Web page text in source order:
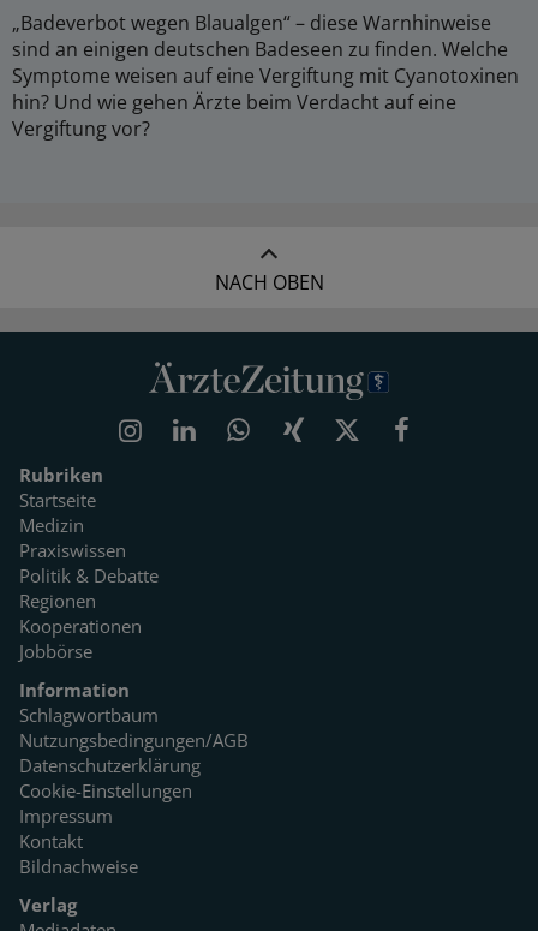
„Badeverbot wegen Blaualgen“ – diese Warnhinweise
sind an einigen deutschen Badeseen zu finden. Welche
Symptome weisen auf eine Vergiftung mit Cyanotoxinen
hin? Und wie gehen Ärzte beim Verdacht auf eine
Vergiftung vor?
NACH OBEN
Rubriken
Startseite
Medizin
Praxiswissen
Politik & Debatte
Regionen
Kooperationen
Jobbörse
Information
Schlagwortbaum
Nutzungsbedingungen/AGB
Datenschutzerklärung
Cookie-Einstellungen
Impressum
Kontakt
Bildnachweise
Verlag